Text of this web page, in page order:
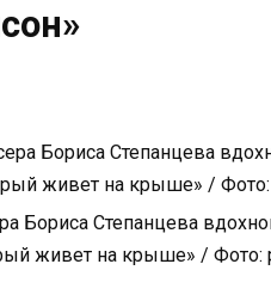
Бориса Степанцева
живет на крыше» / Фото: